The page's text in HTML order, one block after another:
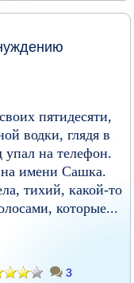
пятидесяти,
водки, глядя в
упал на телефон.
на имени Сашка.
тихий, какой-то
которые...
3